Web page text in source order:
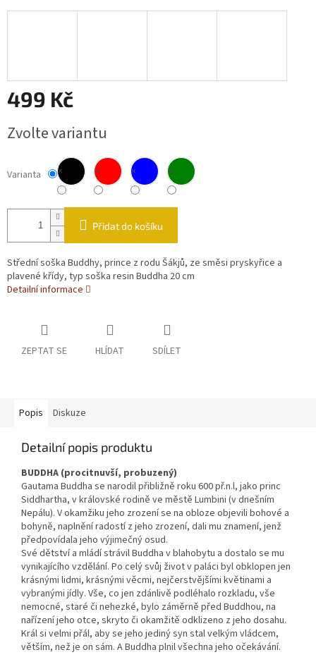
499 Kč
Zvolte variantu
Varianta × × × ×
Přidat do košíku
Střední soška Buddhy, prince z rodu Šákjů, ze směsi pryskyřice a
plavené křídy, typ soška resin Buddha 20 cm
Detailní informace
ZEPTAT SE HLÍDAT SDÍLET
Popis Diskuze
Detailní popis produktu
BUDDHA (procitnuvší, probuzený)
Gautama Buddha se narodil přibližně roku 600 př.n.l, jako princ
Siddhartha, v královské rodině ve městě Lumbini (v dnešním
Nepálu). V okamžiku jeho zrození se na obloze objevili bohové a
bohyně, naplnění radostí z jeho zrození, dali mu znamení, jenž
předpovídala jeho výjimečný osud.
Své dětství a mládí strávil Buddha v blahobytu a dostalo se mu
vynikajícího vzdělání. Po celý svůj život v paláci byl obklopen jen
krásnými lidmi, krásnými věcmi, nejčerstvějšími květinami a
vybranými jídly. Vše, co jen zdánlivě podléhalo rozkladu, vše
nemocné, staré či nehezké, bylo záměrně před Buddhou, na
nařízení jeho otce, skryto či okamžitě odklizeno z jeho dosahu.
Král si velmi přál, aby se jeho jediný syn stal velkým vládcem,
větším, než je on sám. A Buddha plnil všechna jeho očekávání.